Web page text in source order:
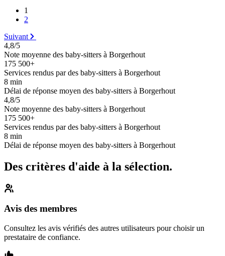
1
2
Suivant
4,8/5
Note moyenne des baby-sitters à Borgerhout
175 500+
Services rendus par des baby-sitters à Borgerhout
8 min
Délai de réponse moyen des baby-sitters à Borgerhout
4,8/5
Note moyenne des baby-sitters à Borgerhout
175 500+
Services rendus par des baby-sitters à Borgerhout
8 min
Délai de réponse moyen des baby-sitters à Borgerhout
Des critères d'aide à la sélection.
Avis des membres
Consultez les avis vérifiés des autres utilisateurs pour choisir un
prestataire de confiance.